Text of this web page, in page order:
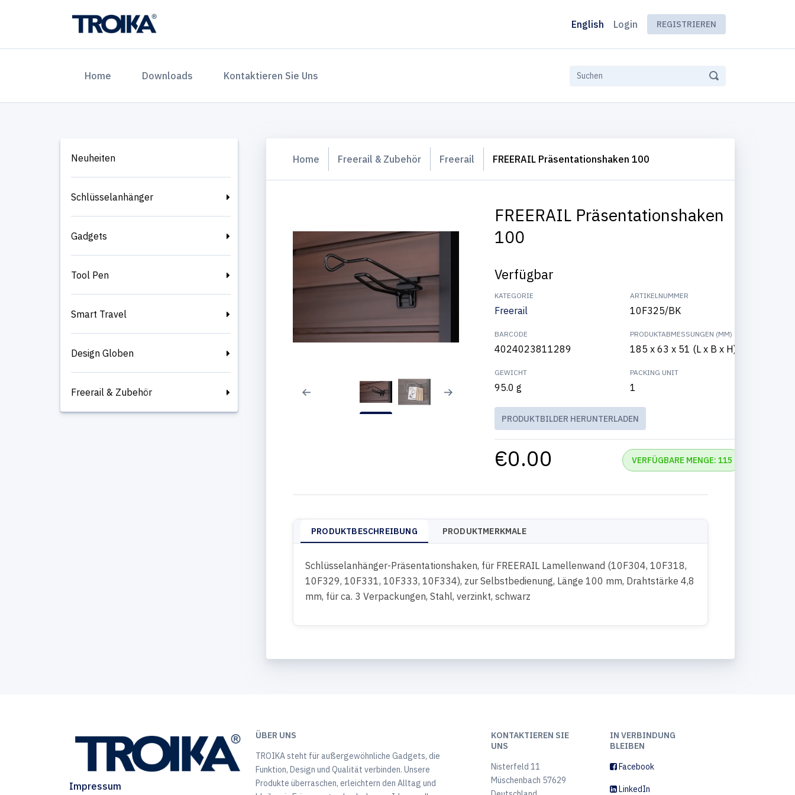
English Login REGISTRIEREN
Home (current)Downloads Kontaktieren Sie Uns
Neuheiten
Schlüsselanhänger
Gadgets
Tool Pen
Smart Travel
Design Globen
Freerail & Zubehör
Home Freerail & Zubehör Freerail FREERAIL Präsentationshaken 100
FREERAIL Präsentationshaken
100
Verfügbar
KATEGORIE
Freerail
ARTIKELNUMMER
10F325/BK
BARCODE
4024023811289
PRODUKTABMESSUNGEN (MM)
185 x 63 x 51 (L x B x H)
GEWICHT
95.0 g
PACKING UNIT
1
PRODUKTBILDER HERUNTERLADEN
€0.00 VERFÜGBARE MENGE: 115
PRODUKTBESCHREIBUNG PRODUKTMERKMALE
Schlüsselanhänger-Präsentationshaken, für FREERAIL Lamellenwand (10F304, 10F318,
10F329, 10F331, 10F333, 10F334), zur Selbstbedienung, Länge 100 mm, Drahtstärke 4,8
mm, für ca. 3 Verpackungen, Stahl, verzinkt, schwarz
Impressum
ÜBER UNS
TROIKA steht für außergewöhnliche Gadgets, die
Funktion, Design und Qualität verbinden. Unsere
Produkte überraschen, erleichtern den Alltag und
KONTAKTIEREN SIE
UNS
Nisterfeld 11
Müschenbach 57629
IN VERBINDUNG
BLEIBEN
Facebook
LinkedIn